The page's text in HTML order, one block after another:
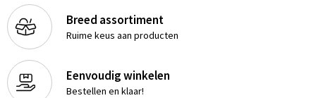
Breed assortiment
Ruime keus aan producten
Eenvoudig winkelen
Bestellen en klaar!